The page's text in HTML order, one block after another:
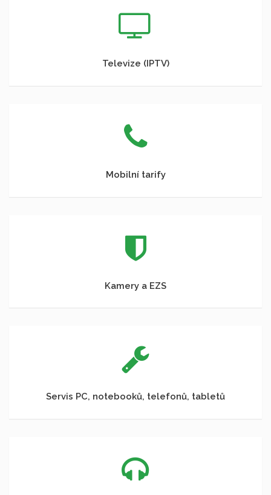
Televize (IPTV)
Mobilní tarify
Kamery a EZS
Servis PC, notebooků, telefonů, tabletů